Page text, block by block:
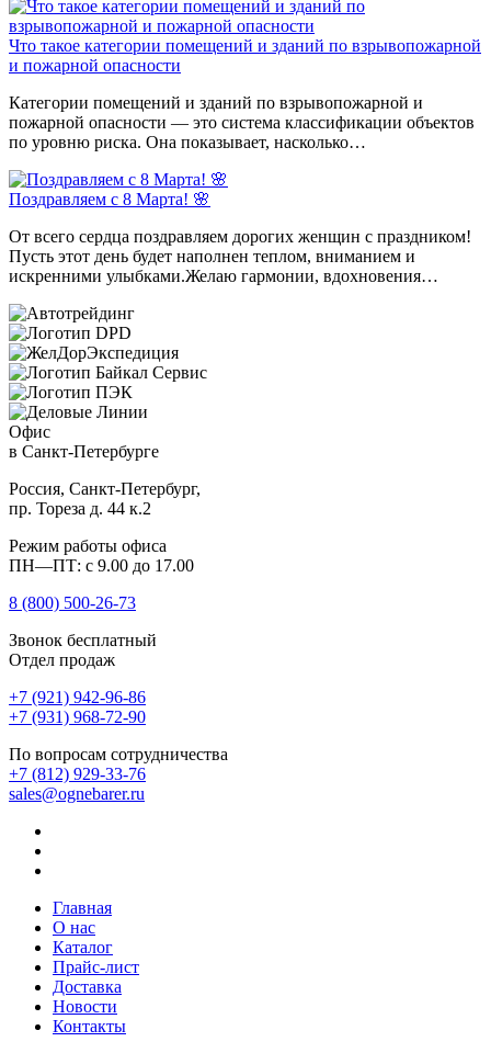
Что такое категории помещений и зданий по взрывопожарной
и пожарной опасности
Категории помещений и зданий по взрывопожарной и
пожарной опасности — это система классификации объектов
по уровню риска. Она показывает, насколько…
Поздравляем с 8 Марта! 🌸
От всего сердца поздравляем дорогих женщин с праздником!
Пусть этот день будет наполнен теплом, вниманием и
искренними улыбками.Желаю гармонии, вдохновения…
Офис
в Санкт-Петербурге
Россия, Санкт-Петербург,
пр. Тореза д. 44 к.2
Режим работы офиса
ПН—ПТ: с 9.00 до 17.00
8 (800) 500-26-73
Звонок бесплатный
Отдел продаж
+7 (921) 942-96-86
+7 (931) 968-72-90
По вопросам сотрудничества
+7 (812) 929-33-76
sales@ognebarer.ru
Главная
О нас
Каталог
Прайс-лист
Доставка
Новости
Контакты